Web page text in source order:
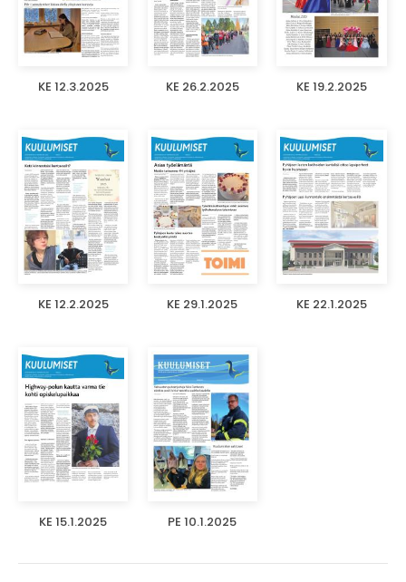
KE 12.3.2025 KE 26.2.2025 KE 19.2.2025
KE 12.2.2025 KE 29.1.2025 KE 22.1.2025
KE 15.1.2025 PE 10.1.2025